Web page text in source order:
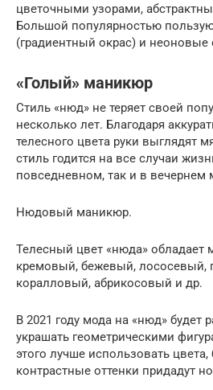
цветочными узорами,
Большой популярностью
(градиентный окрас) и неоновые
«Голый» маникюр
Стиль «нюд» не теряет своей
несколько лет. Благодаря
телесного цвета руки выглядят
стиль годится на все случаи
повседневном, так и в вечернем
Нюдовый маникюр.
Телесный цвет «нюда» обладает
кремовый, бежевый, лососевый,
коралловый, абрикосовый и др.
В 2021 году мода на «нюд» будет
украшать геометрическими
этого лучше использовать
контрастные оттенки придадут